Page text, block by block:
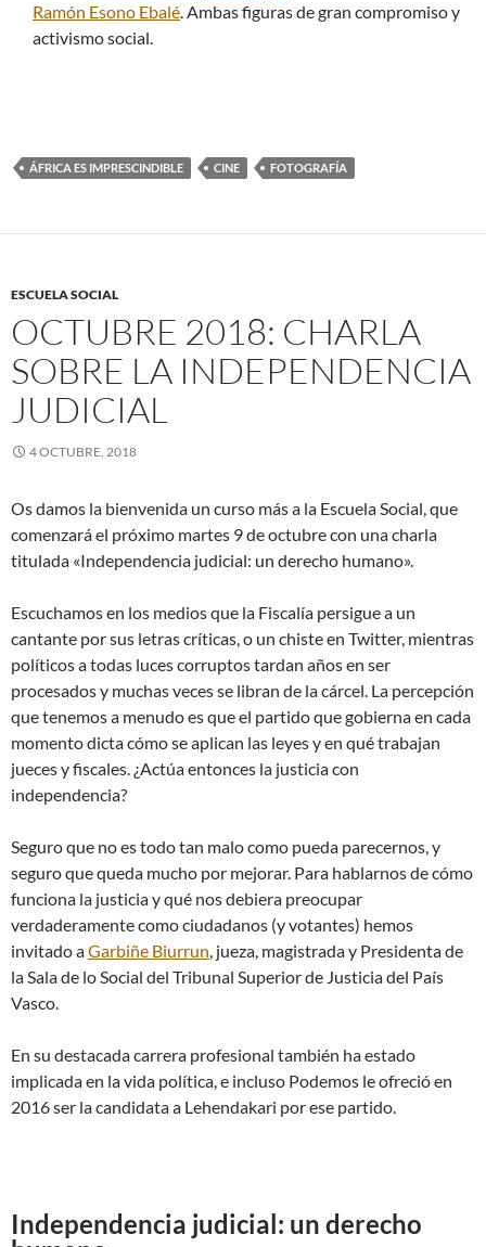
Ramón Esono Ebalé. Ambas figuras de gran compromiso y
activismo social.
ÁFRICA ES IMPRESCINDIBLE CINE FOTOGRAFÍA
ESCUELA SOCIAL
OCTUBRE 2018: CHARLA
SOBRE LA INDEPENDENCIA
JUDICIAL
4 OCTUBRE, 2018
Os damos la bienvenida un curso más a la Escuela Social, que
comenzará el próximo martes 9 de octubre con una charla
titulada «Independencia judicial: un derecho humano».
Escuchamos en los medios que la Fiscalía persigue a un
cantante por sus letras críticas, o un chiste en Twitter, mientras
políticos a todas luces corruptos tardan años en ser
procesados y muchas veces se libran de la cárcel. La percepción
que tenemos a menudo es que el partido que gobierna en cada
momento dicta cómo se aplican las leyes y en qué trabajan
jueces y fiscales. ¿Actúa entonces la justicia con
independencia?
Seguro que no es todo tan malo como pueda parecernos, y
seguro que queda mucho por mejorar. Para hablarnos de cómo
funciona la justicia y qué nos debiera preocupar
verdaderamente como ciudadanos (y votantes) hemos
invitado aGarbiñe Biurrun, jueza, magistrada y Presidenta de
la Sala de lo Social del Tribunal Superior de Justicia del País
Vasco.
En su destacada carrera profesional también ha estado
implicada en la vida política, e incluso Podemos le ofreció en
2016 ser la candidata a Lehendakari por ese partido.
Independencia judicial: un derecho